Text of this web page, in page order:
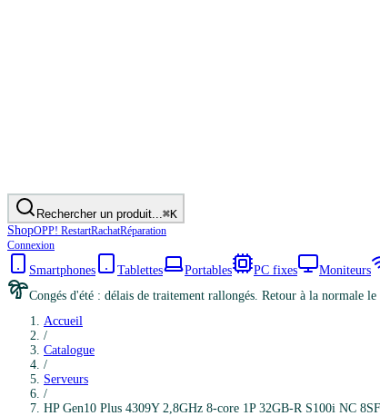
Rechercher un produit... ⌘K
ShopOPP! RestartRachatRéparation
Connexion
Smartphones Tablettes Portables PC fixes Moniteurs
Congés d'été : délais de traitement rallongés. Retour à la normale le
Accueil
/
Catalogue
/
Serveurs
/
HP Gen10 Plus 4309Y 2,8GHz 8-core 1P 32GB-R S100i NC